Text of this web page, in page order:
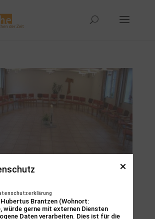
|Mai 18, 2026
Brantzen (Wohnort:
würde gerne mit externen Diensten
Daten verarbeiten. Dies ist für die